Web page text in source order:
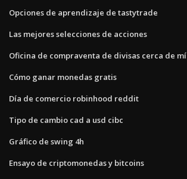
Opciones de aprendizaje de tastytrade
Las mejores selecciones de acciones
Oficina de compraventa de divisas cerca de mí
Cómo ganar monedas gratis
Día de comercio robinhood reddit
Tipo de cambio cad a usd cibc
Gráfico de swing 4h
Ensayo de criptomonedas y bitcoins